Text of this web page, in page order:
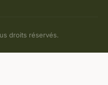
droits réservés.